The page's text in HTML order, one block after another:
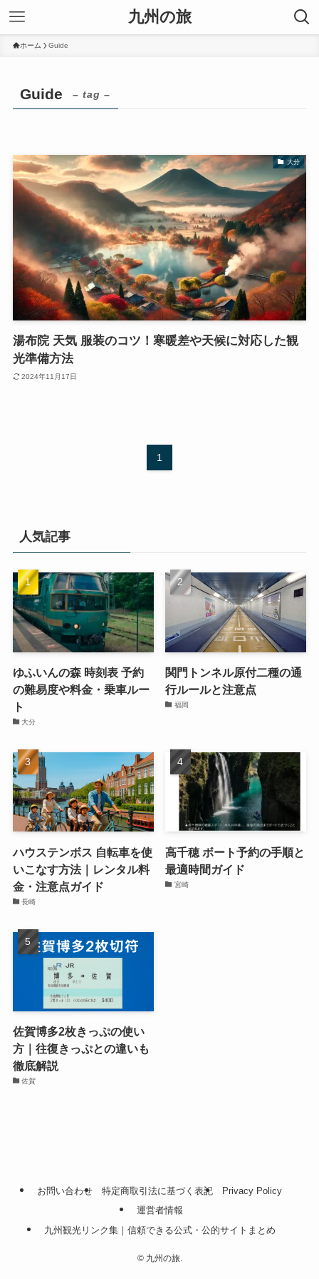
九州の旅
ホーム Guide
Guide – tag –
大分
湯布院 天気 服装のコツ！寒暖差や天候に対応した観
光準備方法
2024年11月17日
1
人気記事
ゆふいんの森 時刻表 予約
の難易度や料金・乗車ルー
ト
大分
関門トンネル原付二種の通
行ルールと注意点
福岡
ハウステンボス 自転車を使
いこなす方法｜レンタル料
金・注意点ガイド
長崎
高千穂 ボート予約の手順と
最適時間ガイド
宮崎
佐賀博多2枚きっぷの使い
方｜往復きっぷとの違いも
徹底解説
佐賀
お問い合わせ 特定商取引法に基づく表記
Privacy Policy
運営者情報
九州観光リンク集｜信頼できる公式・公的サイトまとめ
©九州の旅.